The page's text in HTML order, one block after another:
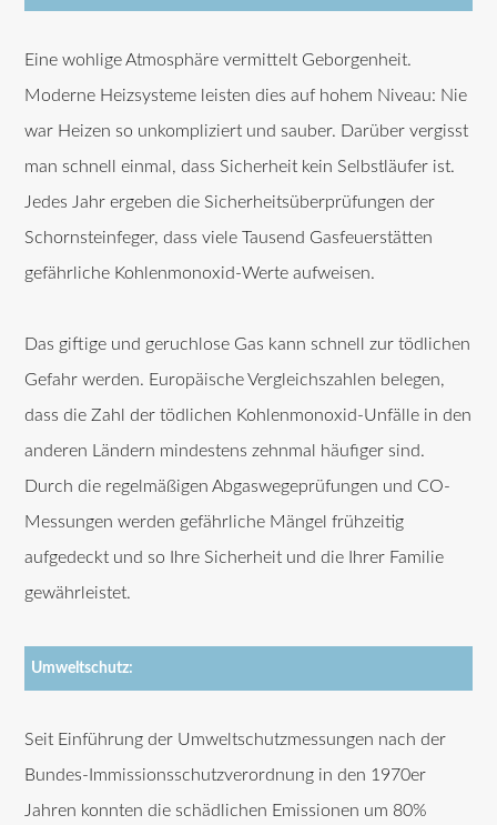
Eine wohlige Atmosphäre vermittelt Geborgenheit.
Moderne Heizsysteme leisten dies auf hohem Niveau: Nie
war Heizen so unkompliziert und sauber. Darüber vergisst
man schnell einmal, dass Sicherheit kein Selbstläufer ist.
Jedes Jahr ergeben die Sicherheitsüberprüfungen der
Schornsteinfeger, dass viele Tausend Gasfeuerstätten
gefährliche Kohlenmonoxid-Werte aufweisen.
Das giftige und geruchlose Gas kann schnell zur tödlichen
Gefahr werden. Europäische Vergleichszahlen belegen,
dass die Zahl der tödlichen Kohlenmonoxid-Unfälle in den
anderen Ländern mindestens zehnmal häufiger sind.
Durch die regelmäßigen Abgaswegeprüfungen und CO-
Messungen werden gefährliche Mängel frühzeitig
aufgedeckt und so Ihre Sicherheit und die Ihrer Familie
gewährleistet.
Umweltschutz:
Seit Einführung der Umweltschutzmessungen nach der
Bundes-Immissionsschutzverordnung in den 1970er
Jahren konnten die schädlichen Emissionen um 80%